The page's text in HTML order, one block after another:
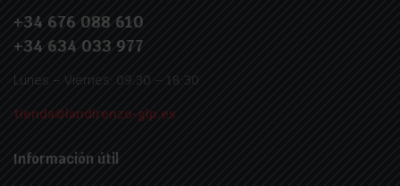
+34 676 088 610
+34 634 033 977
Lunes – Viernes: 09:30 – 18:30
tienda@landirenzo-glp.es
Información útil